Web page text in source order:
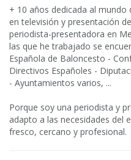
+ 10 años dedicada al mundo
en televisión y presentación
periodista-presentadora en
las que he trabajado se
Española de Baloncesto -
Directivos Españoles -
- Ayuntamientos varios, ...
Porque soy una periodista y
adapto a las necesidades del
fresco, cercano y profesional.